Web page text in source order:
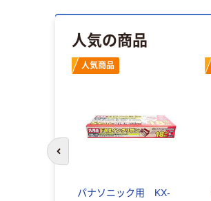
人気の商品
人気商品
パナソニック用 KX-